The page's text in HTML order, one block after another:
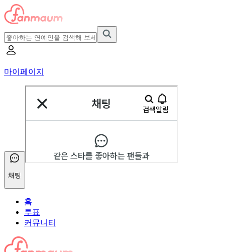
마이페이지
채팅
홈
투표
커뮤니티